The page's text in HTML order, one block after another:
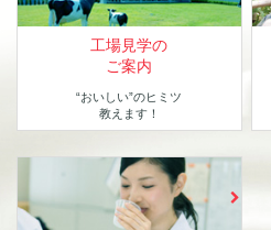
工場見学の
ご案内
“おいしい”のヒミツ
教えます！